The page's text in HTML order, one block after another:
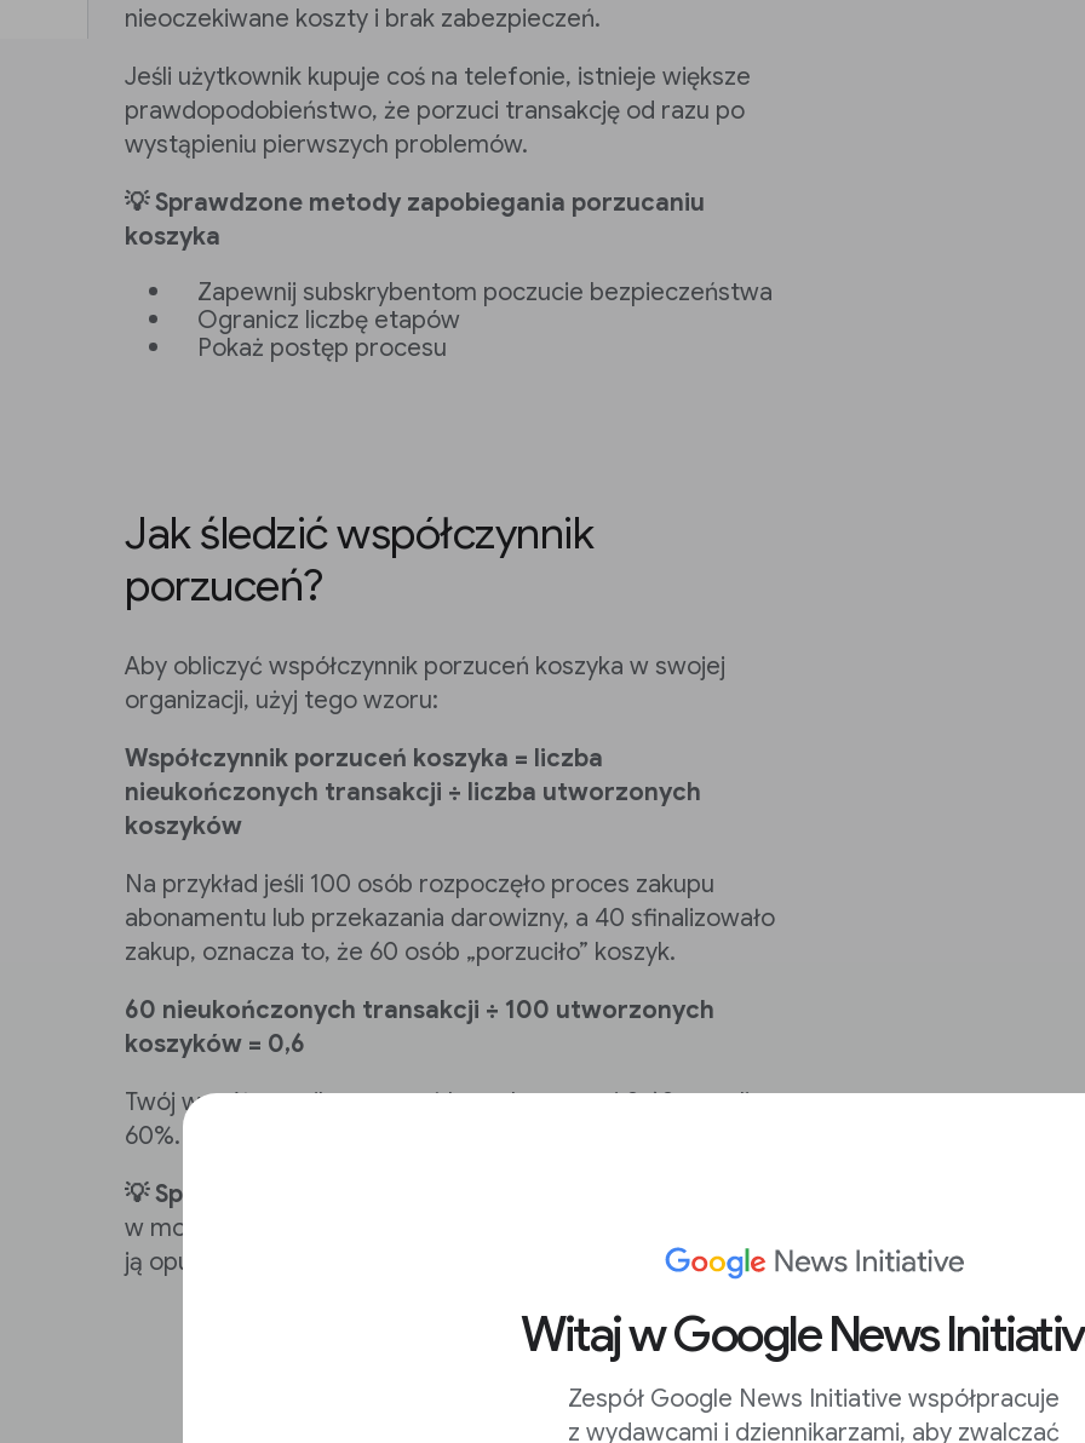
Witaj w Google News
Zespół Google News Initiative współpracuje
z wydawcami i dziennikarzami, aby zwalczać
nieoczekiwane koszty i brak zabezpieczeń.
Jeśli użytkownik kupuje coś na telefonie, istnieje większe
prawdopodobieństwo, że porzuci transakcję od razu po
wystąpieniu pierwszych problemów.
💡 Sprawdzone metody zapobiegania porzucaniu
koszyka
Zapewnij subskrybentom poczucie bezpieczeństwa
Ogranicz liczbę etapów
Pokaż postęp procesu
Jak śledzić współczynnik
porzuceń?
Aby obliczyć współczynnik porzuceń koszyka w swojej
organizacji, użyj tego wzoru:
Współczynnik porzuceń koszyka = liczba
nieukończonych transakcji ÷ liczba utworzonych
koszyków
Na przykład jeśli 100 osób rozpoczęło proces zakupu
abonamentu lub przekazania darowizny, a 40 sfinalizowało
zakup, oznacza to, że 60 osób „porzuciło” koszyk.
60 nieukończonych transakcji ÷ 100 utworzonych
koszyków = 0,6
Twój współczynnik porzuceń koszyka wynosi 0,60 – czyli
60%.
💡 Sprawdzona metoda:
w momencie, gdy użytkownik wraca na stronę lub zamierza
ją opuścić